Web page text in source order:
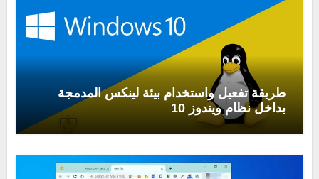
طريقة تفعيل واستخدام بيئة لينكس المدمجة
بداخل نظام ويندوز 10